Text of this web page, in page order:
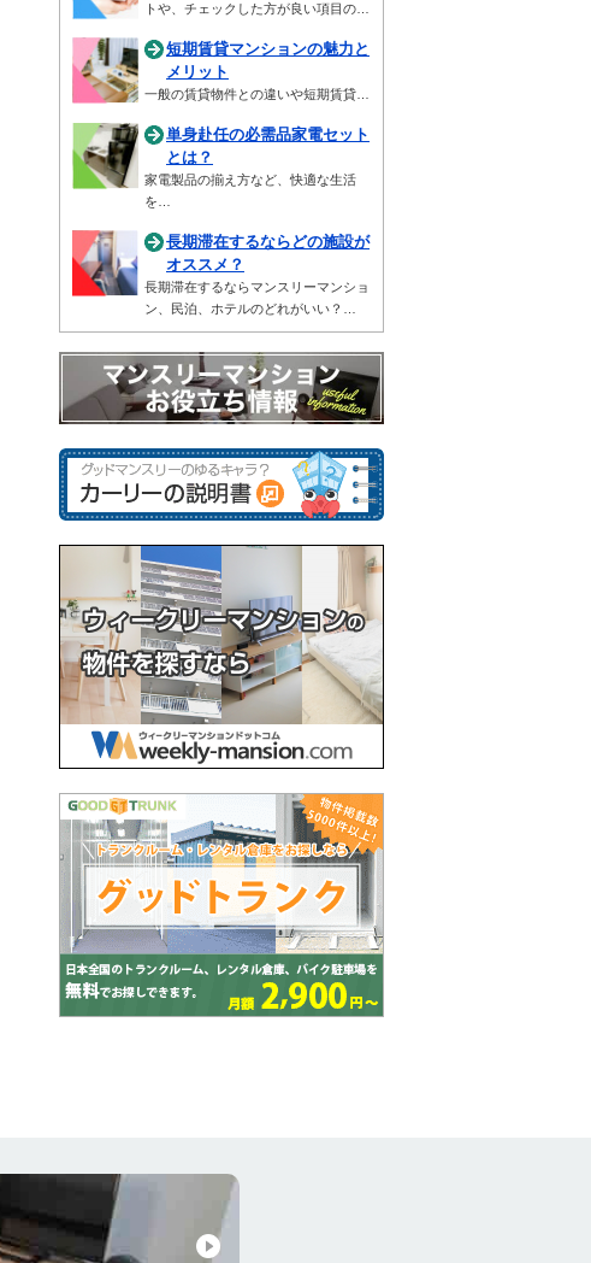
トや、チェックした方が良い項目の…
短期賃貸マンションの魅力と
メリット
一般の賃貸物件との違いや短期賃貸…
単身赴任の必需品家電セット
とは？
家電製品の揃え方など、快適な生活
を…
長期滞在するならどの施設が
オススメ？
長期滞在するならマンスリーマンショ
ン、民泊、ホテルのどれがいい？…